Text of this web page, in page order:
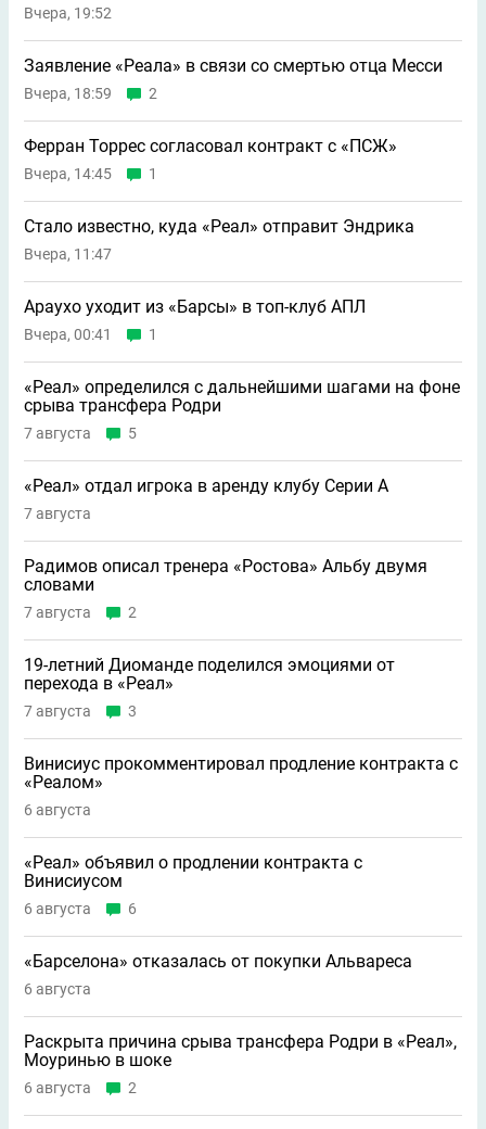
Вчера, 19:52
Заявление «Реала» в связи со смертью отца Месси
Вчера, 18:59 2
Ферран Торрес согласовал контракт с «ПСЖ»
Вчера, 14:45 1
Стало известно, куда «Реал» отправит Эндрика
Вчера, 11:47
Араухо уходит из «Барсы» в топ-клуб АПЛ
Вчера, 00:41 1
«Реал» определился с дальнейшими шагами на фоне
срыва трансфера Родри
7 августа 5
«Реал» отдал игрока в аренду клубу Серии А
7 августа
Радимов описал тренера «Ростова» Альбу двумя
словами
7 августа 2
19-летний Диоманде поделился эмоциями от
перехода в «Реал»
7 августа 3
Винисиус прокомментировал продление контракта с
«Реалом»
6 августа
«Реал» объявил о продлении контракта с
Винисиусом
6 августа 6
«Барселона» отказалась от покупки Альвареса
6 августа
Раскрыта причина срыва трансфера Родри в «Реал»,
Моуринью в шоке
6 августа 2